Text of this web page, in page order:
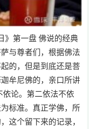
》第一盘 佛说的经典
与尊者们，根据佛法
的，但是到底还是菩
牟尼佛的，亲口所讲
论。第二依法不依
标准。真正学佛，所
这个留下来的记录，